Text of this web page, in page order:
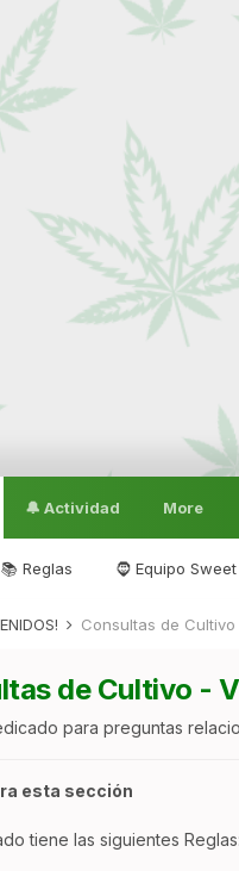
📚 Reglas 🧔 Equipo Sweet
🔔 Actividad More
Consultas de
de Cultivo -
para preguntas
esta sección
tiene las siguientes Reglas: